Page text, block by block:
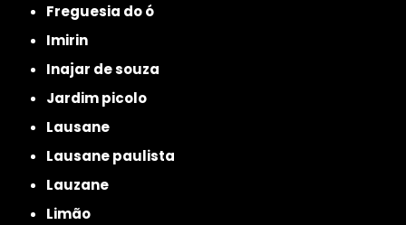
freguesia do ó
imirin
inajar de souza
jardim picolo
lausane
lausane paulista
lauzane
limão